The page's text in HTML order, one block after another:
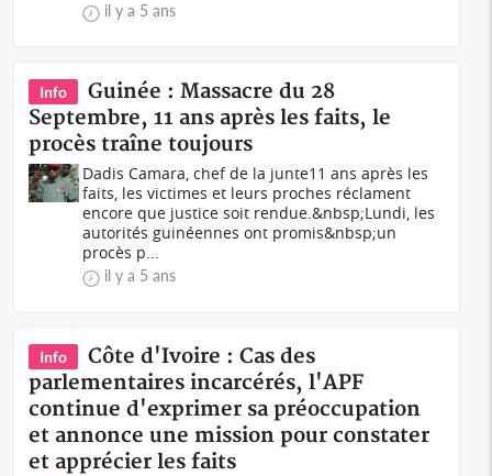
il y a 5 ans
Info
Guinée : Massacre du 28
Septembre, 11 ans après les faits, le
procès traîne toujours
Dadis Camara, chef de la junte11 ans après les
faits, les victimes et leurs proches réclament
encore que justice soit rendue.&nbsp;Lundi, les
autorités guinéennes ont promis&nbsp;un
procès p...
il y a 5 ans
Info
Côte d'Ivoire : Cas des
parlementaires incarcérés, l'APF
continue d'exprimer sa préoccupation
et annonce une mission pour constater
et apprécier les faits